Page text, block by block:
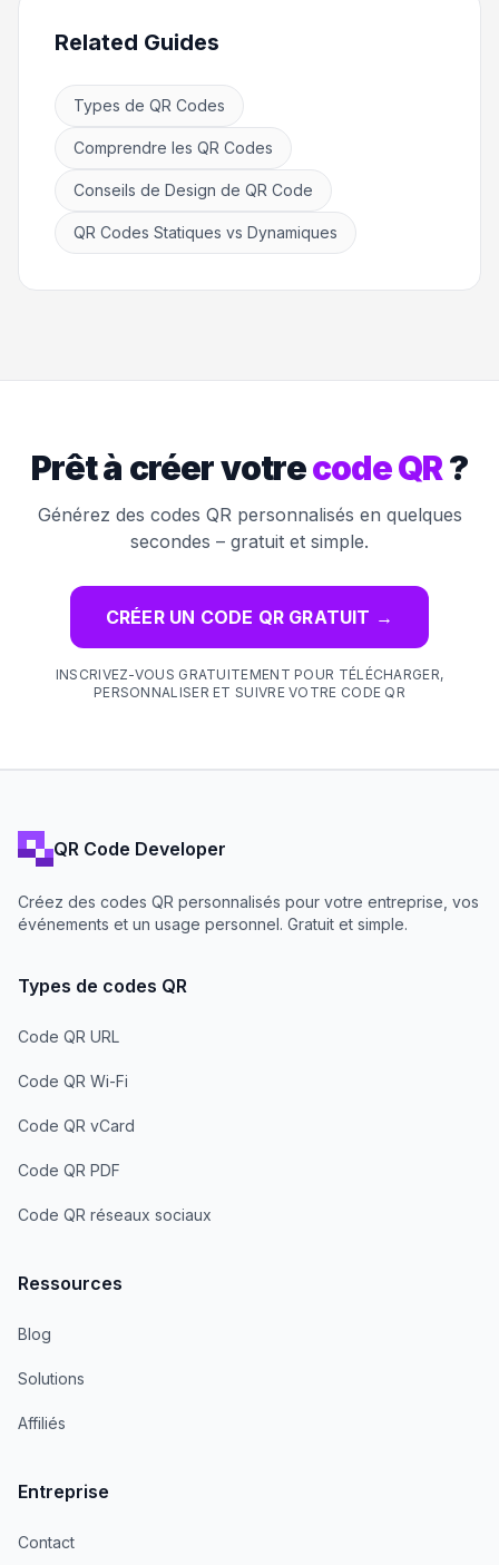
Related Guides
Types de QR Codes
Comprendre les QR Codes
Conseils de Design de QR Code
QR Codes Statiques vs Dynamiques
Prêt à créer votrecode QR?
Générez des codes QR personnalisés en quelques
secondes – gratuit et simple.
CRÉER UN CODE QR GRATUIT →
INSCRIVEZ-VOUS GRATUITEMENT POUR TÉLÉCHARGER,
PERSONNALISER ET SUIVRE VOTRE CODE QR
QR Code Developer
Créez des codes QR personnalisés pour votre entreprise, vos
événements et un usage personnel. Gratuit et simple.
Types de codes QR
Code QR URL
Code QR Wi-Fi
Code QR vCard
Code QR PDF
Code QR réseaux sociaux
Ressources
Blog
Solutions
Affiliés
Entreprise
Contact